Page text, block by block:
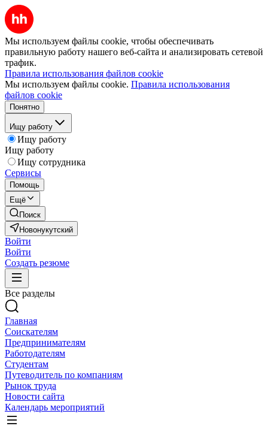
Мы используем файлы cookie, чтобы обеспечивать
правильную работу нашего веб-сайта и анализировать сетевой
трафик.
Правила использования файлов cookie
Мы используем файлы cookie. Правила использования
файлов cookie
Понятно
Ищу работу
Ищу работу
Ищу работу
Ищу сотрудника
Сервисы
Помощь
Ещё
Поиск
Новонукутский
Войти
Войти
Создать резюме
Все разделы
Главная
Соискателям
Предпринимателям
Работодателям
Студентам
Путеводитель по компаниям
Рынок труда
Новости сайта
Календарь мероприятий